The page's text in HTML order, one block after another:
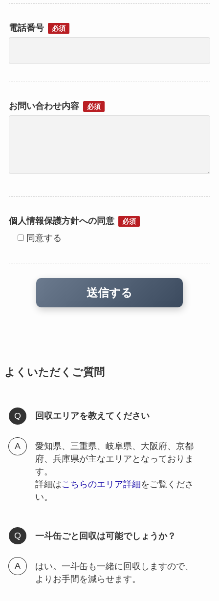
電話番号 必須
お問い合わせ内容 必須
個人情報保護方針への同意 必須
同意する
よくいただくご質問
回収エリアを教えてください
愛知県、三重県、岐阜県、大阪府、京都
府、兵庫県が主なエリアとなっておりま
す。
詳細はこちらのエリア詳細をご覧くださ
い。
一斗缶ごと回収は可能でしょうか？
はい。一斗缶も一緒に回収しますので、
よりお手間を減らせます。